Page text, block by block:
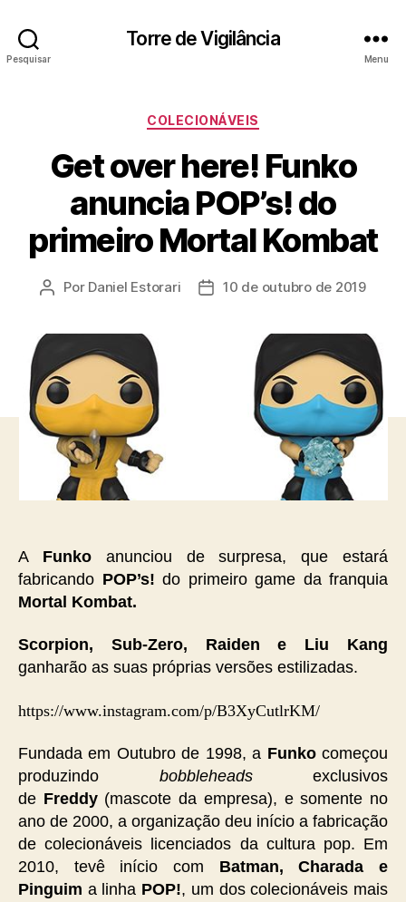
Pesquisar
Torre de Vigilância
Menu
Categorias
COLECIONÁVEIS
Get over here! Funko
anuncia POP’s! do
primeiro Mortal Kombat
Autor
Por Daniel Estorari
Data10 de outubro de 2019
A Funkoanunciou de surpresa, que estará
fabricando POP’s! do primeiro game da franquia
Mortal Kombat.
Scorpion, Sub-Zero, Raiden e Liu Kang
ganharão as suas próprias versões estilizadas.
https://www.instagram.com/p/B3XyCutlrKM/
Fundada em Outubro de 1998, a Funkocomeçou
produzindo bobbleheads exclusivos
de Freddy(mascote da empresa), e somente no
ano de 2000, a organização deu início a fabricação
de colecionáveis licenciados da cultura pop. Em
2010, tevê início com Batman, Charada e
Pinguim a linha POP!, um dos colecionáveis mais